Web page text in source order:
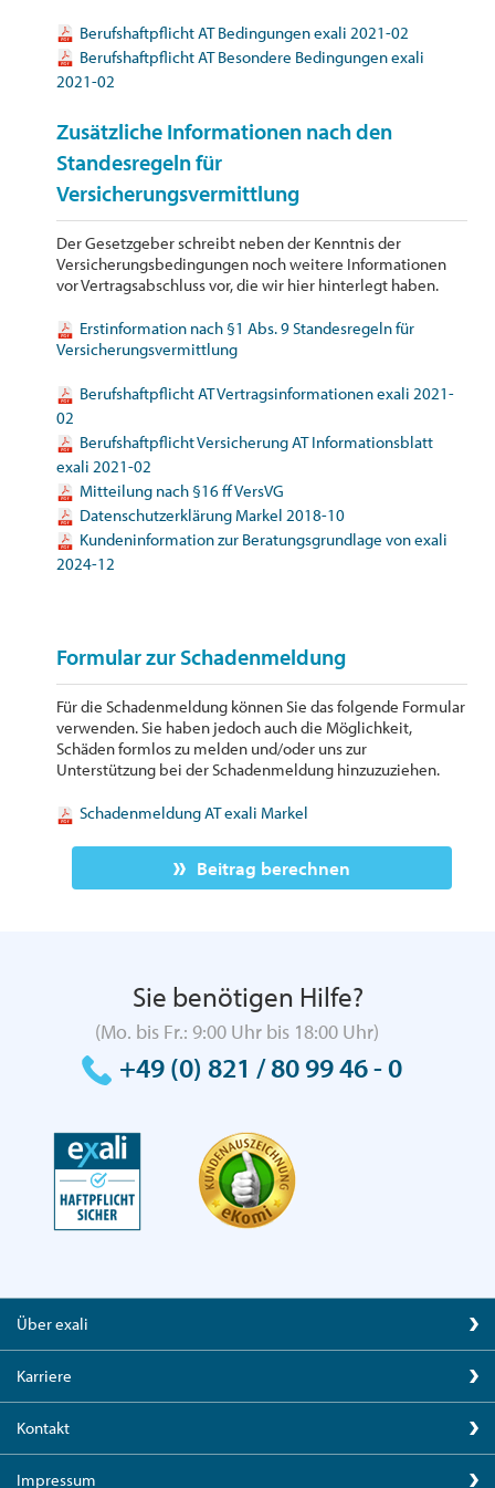
Berufshaftpflicht AT Bedingungen exali 2021-02
Berufshaftpflicht AT Besondere Bedingungen exali
2021-02
Zusätzliche Informationen nach den
Standesregeln für
Versicherungsvermittlung
Der Gesetzgeber schreibt neben der Kenntnis der
Versicherungsbedingungen noch weitere Informationen
vor Vertragsabschluss vor, die wir hier hinterlegt haben.
Erstinformation nach §1 Abs. 9 Standesregeln für
Versicherungsvermittlung
Berufshaftpflicht AT Vertragsinformationen exali 2021-
02
Berufshaftpflicht Versicherung AT Informationsblatt
exali 2021-02
Mitteilung nach §16 ff VersVG
Datenschutzerklärung Markel 2018-10
Kundeninformation zur Beratungsgrundlage von exali
2024-12
Formular zur Schadenmeldung
Für die Schadenmeldung können Sie das folgende Formular
verwenden. Sie haben jedoch auch die Möglichkeit,
Schäden formlos zu melden und/oder uns zur
Unterstützung bei der Schadenmeldung hinzuzuziehen.
Schadenmeldung AT exali Markel
Beitrag berechnen
Sie benötigen Hilfe?
(Mo. bis Fr.: 9:00 Uhr bis 18:00 Uhr)
+49 (0) 821 / 80 99 46 - 0
Über exali
Karriere
Kontakt
Impressum